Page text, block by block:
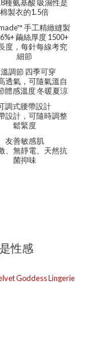
種氨基酸 吸濕性是
棉製衣的1.5倍
手工精緻縫製
繭絲厚度 1500+
度，每針每線考究
細節
調節 四季可穿
透氣，可隨氣溫自
體感溫度 冬暖夏涼
調式腰帶設計
設計，可隨時調整
鬆緊度
友善敏感肌
、無靜電、天然抗
菌抑味
性感